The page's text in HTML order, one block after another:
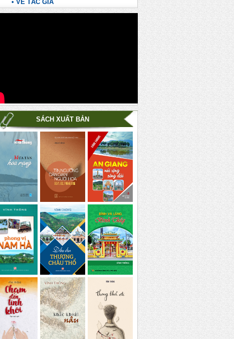
• VỀ TÁC GIẢ
SÁCH XUẤT BẢN